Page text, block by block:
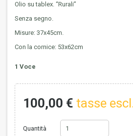
Olio su tablex. “Rurali”
Senza segno.
Misure: 37x45cm.
Con la cornice: 53x62cm
1 Voce
100,00 € tasse
Quantità